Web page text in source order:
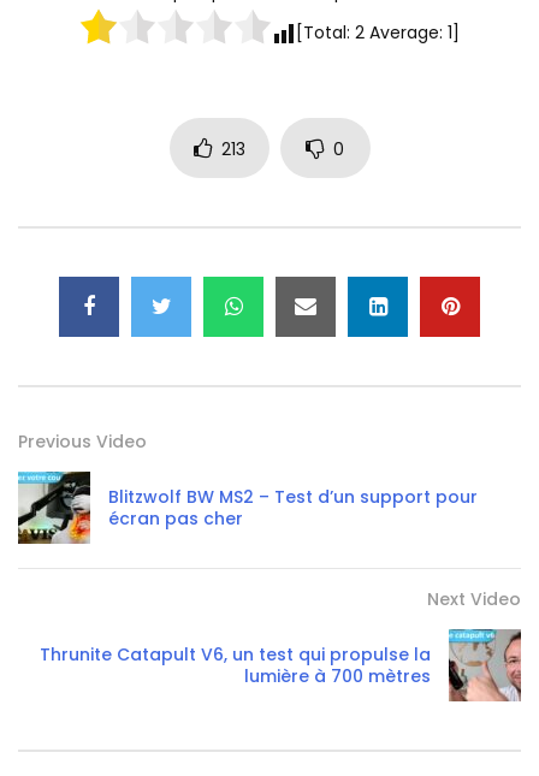
[Total: 2 Average: 1]
213 0
Previous Video
Blitzwolf BW MS2 – Test d’un support pour
écran pas cher
Next Video
Thrunite Catapult V6, un test qui propulse la
lumière à 700 mètres